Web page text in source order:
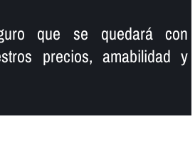
que se quedará con
precios, amabilidad y